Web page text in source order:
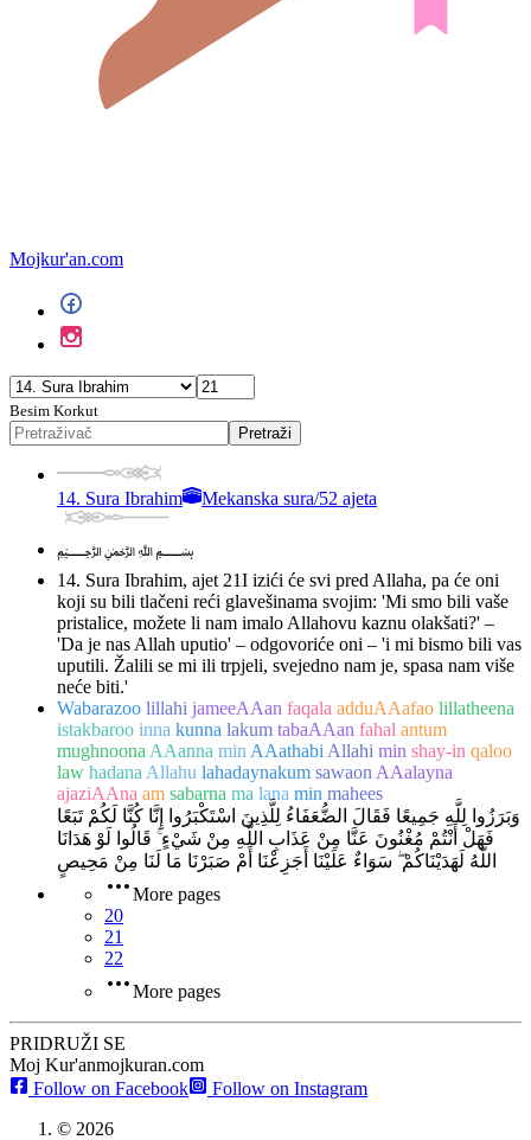
Mojkur'an.com
Besim Korkut
Pretraži
14. Sura Ibrahim Mekanska sura/52 ajeta
﷽
14. Sura Ibrahim, ajet 21I izići će svi pred Allaha, pa će oni
koji su bili tlačeni reći glavešinama svojim: 'Mi smo bili vaše
pristalice, možete li nam imalo Allahovu kaznu olakšati?' –
'Da je nas Allah uputio' – odgovoriće oni – 'i mi bismo bili vas
uputili. Žalili se mi ili trpjeli, svejedno nam je, spasa nam više
neće biti.'
Wabarazoo lillahi jameeAAan faqala adduAAafao lillatheena
istakbaroo inna kunna lakum tabaAAan fahal antum
mughnoona AAanna min AAathabi Allahi min shay-in qaloo
law hadana Allahu lahadaynakum sawaon AAalayna
ajaziAAna am sabarna ma lana min mahees
وَبَرَزُوا لِلَّهِ جَمِيعًا فَقَالَ الضُّعَفَاءُ لِلَّذِينَ اسْتَكْبَرُوا إِنَّا كُنَّا لَكُمْ تَبَعًا
فَهَلْ أَنْتُمْ مُغْنُونَ عَنَّا مِنْ عَذَابِ اللَّهِ مِنْ شَيْءٍ ۚ قَالُوا لَوْ هَدَانَا
اللَّهُ لَهَدَيْنَاكُمْ ۖ سَوَاءٌ عَلَيْنَا أَجَزِعْنَا أَمْ صَبَرْنَا مَا لَنَا مِنْ مَحِيصٍ
More pages
20
21
22
More pages
PRIDRUŽI SE
Moj Kur'anmojkuran.com
Follow on Facebook
Follow on Instagram
© 2026